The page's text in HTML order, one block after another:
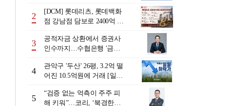
2
[DCM] 롯데리츠, 롯데백화
점 강남점 담보로 2400억 조
3
공적자금 상환에서 증권사
인수까지…수협은행 '금융
행 금융그룹의 꿈①]
4
관악구 '두산' 26평, 3.2억 떨
어진 10.5억원에 거래 [일일
5
“검증 없는 억측이 주주 피
해 키워”…코리, ‘북경한미